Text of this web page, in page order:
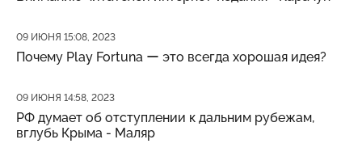
Дата публикации
09 ИЮНЯ 15:08, 2023
Почему Play Fortuna ー это всегда хорошая идея?
Дата публикации
09 ИЮНЯ 14:58, 2023
РФ думает об отступлении к дальним рубежам,
вглубь Крыма - Маляр